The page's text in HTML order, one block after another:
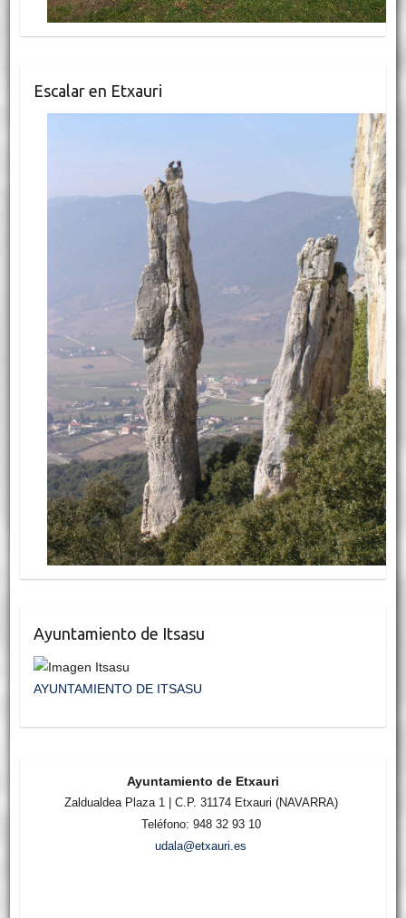
Escalar en Etxauri
Ayuntamiento de Itsasu
AYUNTAMIENTO DE ITSASU
Ayuntamiento de Etxauri
Zaldualdea Plaza 1 | C.P. 31174 Etxauri (NAVARRA)
Teléfono: 948 32 93 10
udala@etxauri.es